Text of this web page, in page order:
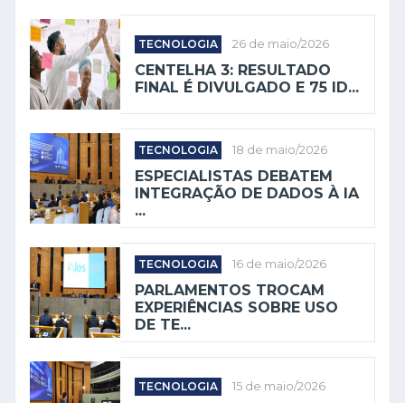
TECNOLOGIA 26 de maio/2026
CENTELHA 3: RESULTADO
FINAL É DIVULGADO E 75 ID...
TECNOLOGIA 18 de maio/2026
ESPECIALISTAS DEBATEM
INTEGRAÇÃO DE DADOS À IA
...
TECNOLOGIA 16 de maio/2026
PARLAMENTOS TROCAM
EXPERIÊNCIAS SOBRE USO
DE TE...
TECNOLOGIA 15 de maio/2026